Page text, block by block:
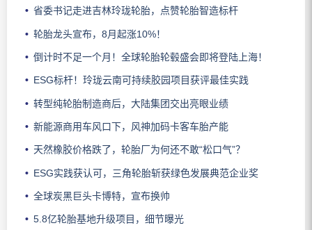
省委书记走进吉林玲珑轮胎，点赞轮胎智造标杆
轮胎龙头宣布，8月起涨10%！
倒计时不足一个月！全球轮胎轮毂盛会即将登陆上海！
ESG标杆！玲珑云南可持续胶园项目获评最佳实践
转型纯轮胎制造商后，大陆集团交出亮眼业绩
新能源商用车风口下，风神加码卡客车胎产能
天然橡胶价格跌了，轮胎厂为何还不敢“松口气”？
ESG实践获认可，三角轮胎斩获绿色发展典范企业奖
全球炭黑巨头卡博特，宣布换帅
5.8亿轮胎基地升级项目，细节曝光